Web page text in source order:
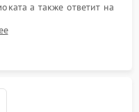
а также ответит на